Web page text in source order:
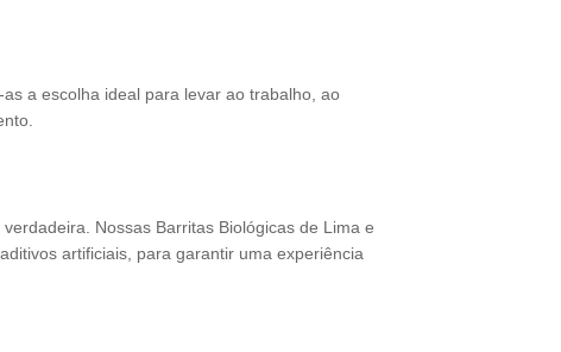
a escolha ideal para levar ao trabalho, ao
Nossas Barritas Biológicas de Lima e
artificiais, para garantir uma experiência